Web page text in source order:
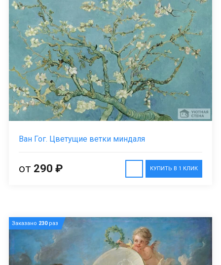
Ван Гог. Цветущие ветки миндаля
КУПИТЬ В 1 КЛИК
от 290 ₽
Заказано 230раз